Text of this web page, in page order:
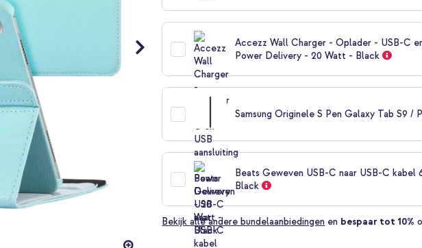
Accezz Wall Charger - Oplader - USB-C
Power Delivery - 20 Watt - Black
Samsung Originele S Pen Galaxy Tab S9 /
Beats Geweven USB-C naar USB-C
Black
Bekijk alle andere bundelaanbiedingen en bespaar tot 10%